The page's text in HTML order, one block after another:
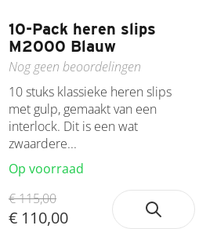
10-Pack heren slips
M2000 Blauw
Nog geen beoordelingen
10 stuks klassieke heren slips
met gulp, gemaakt van een
interlock. Dit is een wat
zwaardere...
Op voorraad
€ 115,00
€ 110,00